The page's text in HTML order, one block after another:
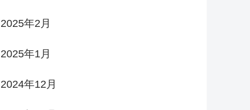
2025年2月
2025年1月
2024年12月